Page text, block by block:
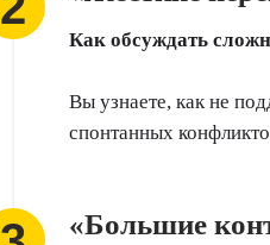
Как обсуждать
Вы узнаете, как не
спонтанных
«Большие